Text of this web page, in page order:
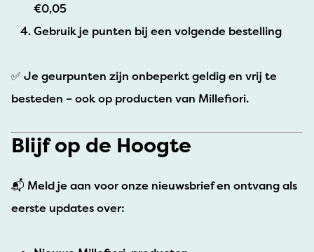
€0,05
Gebruik je punten bij een volgende bestelling
✅ Je geurpunten zijn onbeperkt geldig en vrij te
besteden – ook op producten van Millefiori.
Blijf op de Hoogte
📬 Meld je aan voor onze nieuwsbrief en ontvang als
eerste updates over: